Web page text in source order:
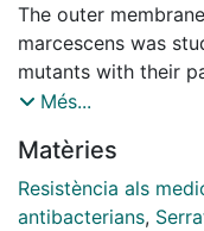
The outer
marcescens was
mutants with their
strains were
obtained by
phage, whose
role of porins was
Més...
Matèries
Resistència als
antibacterians,